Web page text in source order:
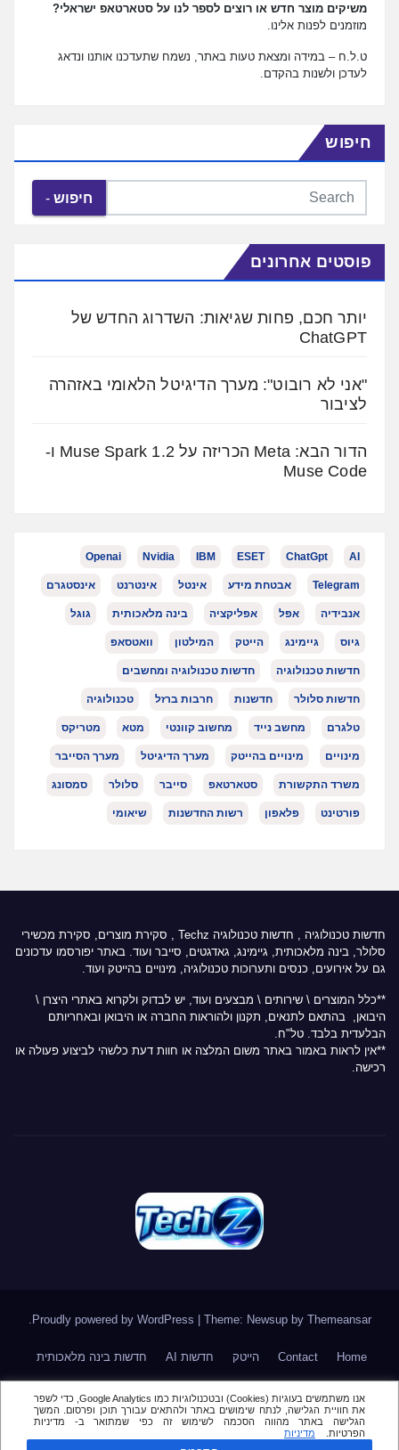
אנו משתמשים בעוגיות (Cookies) ובטכנולוגיות כמו Google Analytics, כדי לשפר
את חוויית הגלישה, לנתח שימושים באתר ולהתאים עבורך תוכן ופרסום. המשך
הגלישה באתר מהווה הסכמה לשימוש זה כפי שמתואר ב- מדיניות
הפרטיות.
מדיניות
משיקים מוצר חדש או רוצים לספר לנו על סטארטאפ ישראלי?
מוזמנים לפנות אלינו.
ט.ל.ח – במידה ומצאת טעות באתר, נשמח שתעדכנו אותנו ונדאג
לעדכן ולשנות בהקדם.
חיפוש
חיפוש
פוסטים אחרונים
יותר חכם, פחות שגיאות: השדרוג החדש של
ChatGPT
"אני לא רובוט": מערך הדיגיטל הלאומי באזהרה
לציבור
הדור הבא: Meta הכריזה על Muse Spark 1.2 ו-
Muse Code
AI
ChatGpt
ESET
IBM
Nvidia
Openai
Telegram אבטחת מידע אינטל אינטרנט אינסטגרם
אנבידיה אפל אפליקציה בינה מלאכותית גוגל
גיוס גיימינג הייטק המילטון וואטסאפ
חדשות טכנולוגיה חדשות טכנולוגיה ומחשבים
חדשות סלולר חדשנות חרבות ברזל טכנולוגיה
טלגרם מחשב נייד מחשוב קוונטי מטא מטריקס
מינויים מינויים בהייטק מערך הדיגיטל מערך הסייבר
משרד התקשורת סטארטאפ סייבר סלולר סמסונג
פורטינט פלאפון רשות החדשנות שיאומי
חדשות טכנולוגיה , חדשות טכנולוגיה Techz
, סקירת מוצרים, סקירת מכשירי
סלולר, בינה מלאכותית, גיימינג, גאדגטים, סייבר ועוד. באתר יפורסמו עדכונים
גם על אירועים, כנסים ותערוכות טכנולוגיה, מינויים בהייטק ועוד.
**כלל המוצרים \ שירותים \ מבצעים ועוד, יש לבדוק ולקרוא באתרי היצרן \
היבואן, בהתאם לתנאים, תקנון ולהוראות החברה או היבואן ובאחריותם
הבלעדית בלבד. טל"ח.
**אין לראות באמור באתר משום המלצה או חוות דעת כלשהי לביצוע פעולה או
רכישה.
Proudly powered by WordPress | Theme: Newsup by Themeansar
Home
Contact הייטק חדשות AI חדשות בינה מלאכותית
מור מינויים בהייטק סקירות